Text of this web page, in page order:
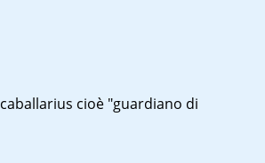
caballarius cioè "guardiano di